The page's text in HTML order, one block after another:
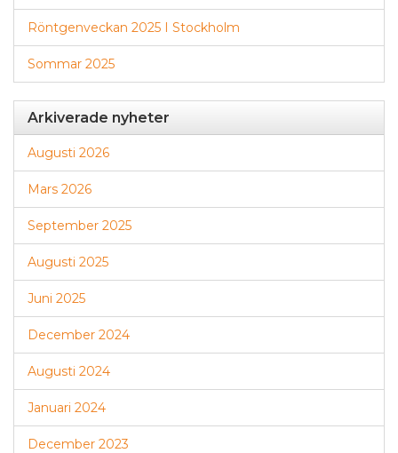
Röntgenveckan 2025 I Stockholm
Sommar 2025
Arkiverade nyheter
Augusti 2026
Mars 2026
September 2025
Augusti 2025
Juni 2025
December 2024
Augusti 2024
Januari 2024
December 2023